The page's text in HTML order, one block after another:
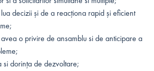
decizii și de a reacționa rapid și eficient
o privire de ansamblu si de anticipare a
si dorința de dezvoltare;